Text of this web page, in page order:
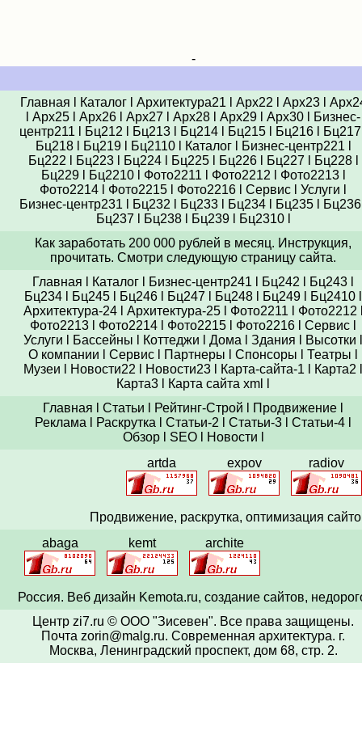
-
Главная Каталогl Архитектура21 Арх22 Арх23l
Арх25 Арх26 Арх27 Арх28 Арх29 Арх30
Бизнес-
центр211
Бц212 Бц213l Бц214l Бц215l Бц216l Бц217
Бц218l Бц219l Бц2110l Каталогl Бизнес-центр221
Бц222
Бц223l Бц224l Бц225l Бц226l Бц227 Бц228l
Бц229l Бц2210l Фото2211 Фото2212 Фото2213l
Фото2214
Фото2215 Фото2216 Сервис Услуги
Бизнес-центр231
Бц232 Бц233l Бц234l Бц235l Бц236
Бц237
Бц238l Бц239l Бц2310l
Как заработать 200 000 рублей в месяц. Инструкция,
прочитать. Смотри следующую страницу сайта.
Главная
Каталог Бизнес-центр241 Бц242 Бц243
Бц234
Бц245 Бц246 Бц247 Бц248 Бц249 Бц2410
Архитектура-24l Архитектура-25l Фото2211 Фото2212
Фото2213
Фото2214 Фото2215 Фото2216 Сервис
Услуги
Бассейны Коттеджи Дома Здания Высотки
О компании
Сервис Партнеры Спонсоры Театры
Музеи
Новости22 Новости23 Карта-сайта-1 Карта2
Карта3
Карта сайта xml
Главная
Статьи Рейтинг-Строй Продвижение
Реклама
Раскрутка Статьи-2 Статьи-3 Статьи-4
Обзорl SEOl Новости
artda
expov radiov
Продвижение, раскрутка, оптимизация
abaga
kemt archite
Россия. Веб дизайн Kemota.ru, создание сайтов,
Центр zi7.ru © ООО "Зисевен". Все права защищены.
Почта zorin@malg.ru. Современная архитектура. г.
Москва, Ленинградский проспект, дом 68, стр. 2.